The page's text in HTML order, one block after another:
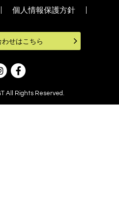
個人情報保護方針
わせはこちら
All Rights Reserved.